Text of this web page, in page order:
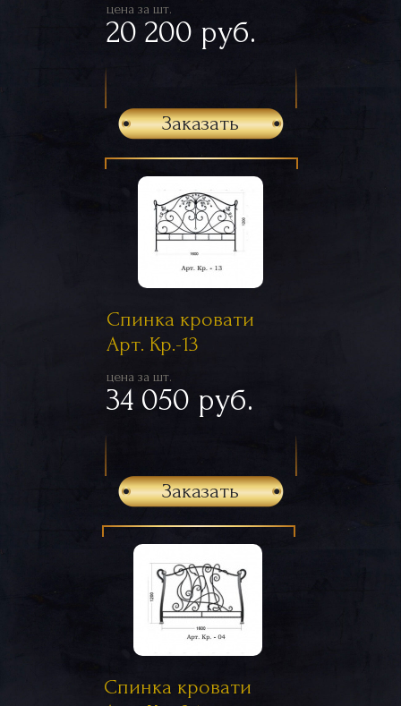
цена за шт.
20 200 руб.
Заказать
Спинка кровати
Арт. Кр.-13
цена за шт.
34 050 руб.
Заказать
Спинка кровати